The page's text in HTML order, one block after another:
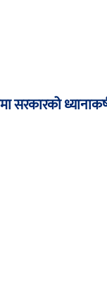
सरकारको